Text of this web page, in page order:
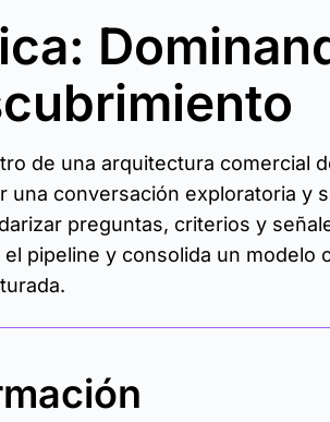
de una arquitectura comercial
una conversación exploratoria y
preguntas, criterios y
pipeline y consolida un modelo